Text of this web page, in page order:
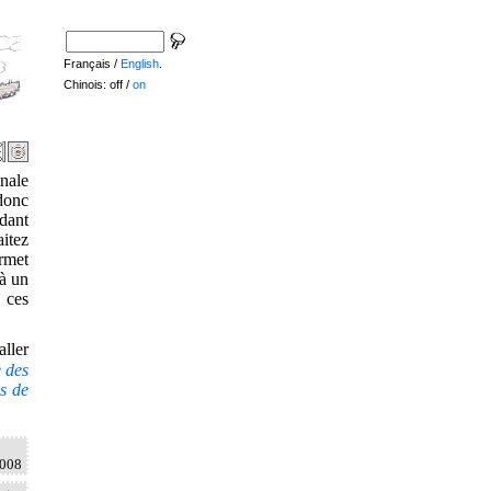
un
des
de
Français / English
Chinois: off / on